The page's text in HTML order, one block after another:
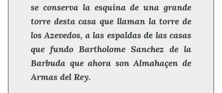
se conserva la esquina de una grande
torre desta casa que llaman la torre de
los Azevedos, a las espaldas de las casas
que fundo Bartholome Sanchez de la
Barbuda que ahora son Almahaçen de
Armas del Rey.